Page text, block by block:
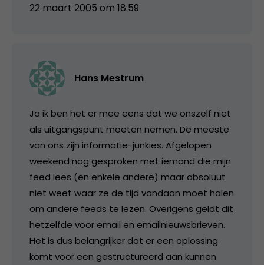
22 maart 2005 om 18:59
Hans Mestrum
Ja ik ben het er mee eens dat we onszelf niet
als uitgangspunt moeten nemen. De meeste
van ons zijn informatie-junkies. Afgelopen
weekend nog gesproken met iemand die mijn
feed lees (en enkele andere) maar absoluut
niet weet waar ze de tijd vandaan moet halen
om andere feeds te lezen. Overigens geldt dit
hetzelfde voor email en emailnieuwsbrieven.
Het is dus belangrijker dat er een oplossing
komt voor een gestructureerd aan kunnen